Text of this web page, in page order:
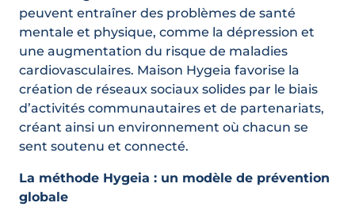
peuvent entraîner des problèmes de santé
mentale et physique, comme la dépression et
une augmentation du risque de maladies
cardiovasculaires. Maison Hygeia favorise la
création de réseaux sociaux solides par le biais
d’activités communautaires et de partenariats,
créant ainsi un environnement où chacun se
sent soutenu et connecté.
La méthode Hygeia : un modèle de prévention
globale